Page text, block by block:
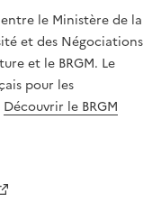
T
,
A
le Ministère de la
et des Négociations
et le BRGM. Le
pour les
Découvrir le BRGM